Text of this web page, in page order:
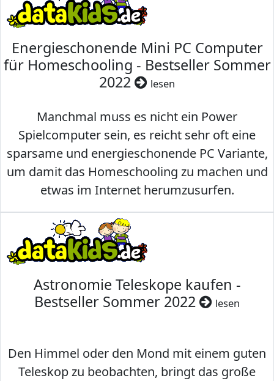
Energieschonende Mini PC Computer
für Homeschooling - Bestseller Sommer
2022
lesen
Manchmal muss es nicht ein Power
Spielcomputer sein, es reicht sehr oft eine
sparsame und energieschonende PC Variante,
um damit das Homeschooling zu machen und
etwas im Internet herumzusurfen.
Astronomie Teleskope kaufen -
Bestseller Sommer 2022
lesen
Den Himmel oder den Mond mit einem guten
Teleskop zu beobachten, bringt das große